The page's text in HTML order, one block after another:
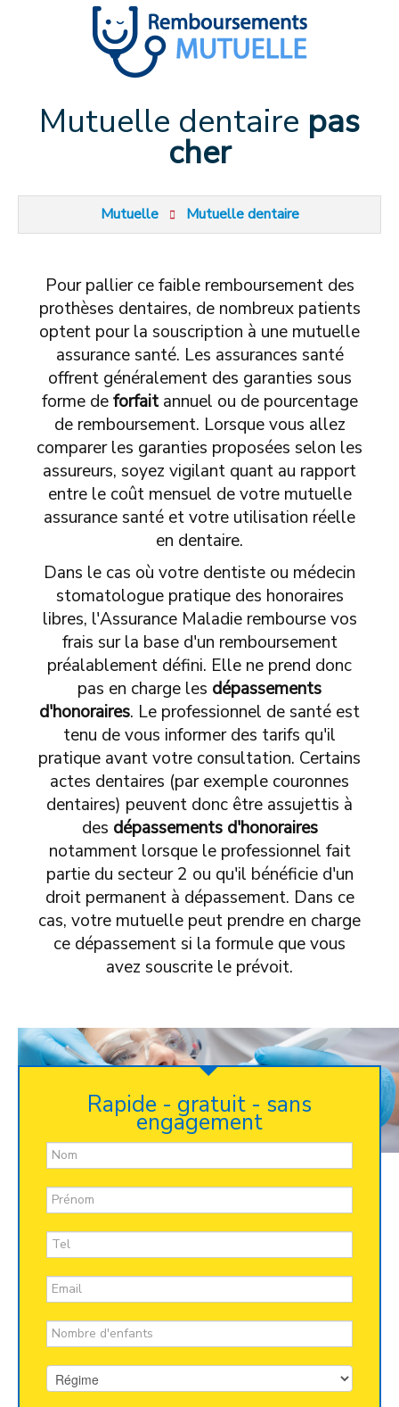
Mutuelle dentaire pas
cher
Mutuelle Mutuelle dentaire
Pour pallier ce faible remboursement des
prothèses dentaires, de nombreux patients
optent pour la souscription à une mutuelle
assurance santé. Les assurances santé
offrent généralement des garanties sous
forme deforfaitannuel ou de pourcentage
de remboursement. Lorsque vous allez
comparer les garanties proposées selon les
assureurs, soyez vigilant quant au rapport
entre le coût mensuel de votre mutuelle
assurance santé et votre utilisation réelle
en dentaire.
Dans le cas où votre dentiste ou médecin
stomatologue pratique des honoraires
libres, l'Assurance Maladie rembourse vos
frais sur la base d'un remboursement
préalablement défini. Elle ne prend donc
pas en charge les dépassements
d'honoraires. Le professionnel de santé est
tenu de vous informer des tarifs qu'il
pratique avant votre consultation. Certains
actes dentaires (par exemple couronnes
dentaires) peuvent donc être assujettis à
des dépassements d'honoraires
notamment lorsque le professionnel fait
partie du secteur 2 ou qu'il bénéficie d'un
droit permanent à dépassement. Dans ce
cas, votre mutuelle peut prendre en charge
ce dépassement si la formule que vous
avez souscrite le prévoit.
Rapide - gratuit - sans
engagement